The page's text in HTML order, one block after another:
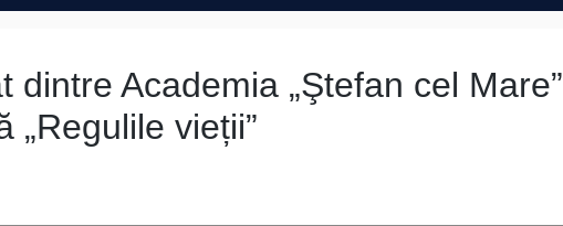
dintre Academia „Ştefan cel Mare”
„Regulile vieții”